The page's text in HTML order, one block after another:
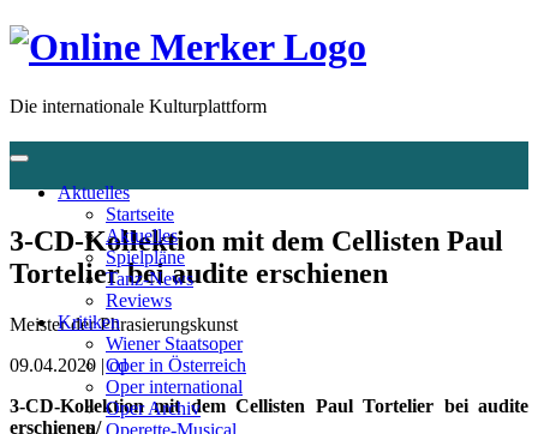
Die internationale Kulturplattform
Aktuelles
Startseite
Aktuelles
Spielpläne
Tanz-News
Reviews
Kritiken
Wiener Staatsoper
Oper in Österreich
Oper international
Oper Archiv
Operette-Musical
3-CD-Kollektion mit dem Cellisten Paul
Tortelier bei audite erschienen
Meister der Phrasierungskunst
09.04.2020 |cd
3-CD-Kollektion mit dem Cellisten Paul Tortelier bei audite
erschienen/